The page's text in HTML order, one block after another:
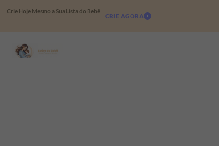
Crie Hoje Mesmo a Sua Lista do Bebê
CRIE AGORA